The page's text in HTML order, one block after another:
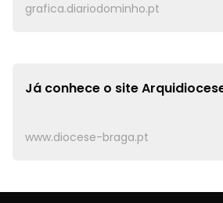
grafica.diariodominho.pt
Já conhece o site
www.diocese-braga.pt